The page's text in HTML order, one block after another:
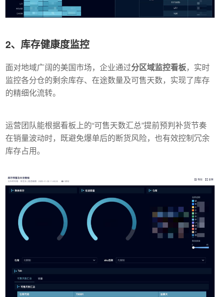
2、库存健康度监控
面对地域广阔的美国市场，企业通过分区域监控看板，实时
监控各分仓的剩余库存、在途数量及可售天数，实现了库存
的精细化流转。
运营团队能根据看板上的“可售天数汇总”提前预判补货节奏
在销量波动时，既避免爆单后的断货风险，也有效控制冗余
库存占用。